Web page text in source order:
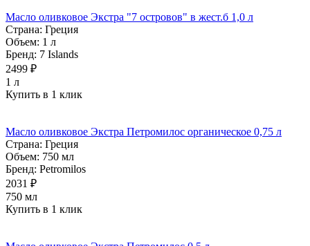
Масло оливковое Экстра "7 островов" в жест.б 1,0 л
Страна: Греция
Объем: 1 л
Бренд: 7 Islands
2499 ₽
1 л
Купить в 1 клик
Масло оливковое Экстра Петромилос органическое 0,75 л
Страна: Греция
Объем: 750 мл
Бренд: Petromilos
2031 ₽
750 мл
Купить в 1 клик